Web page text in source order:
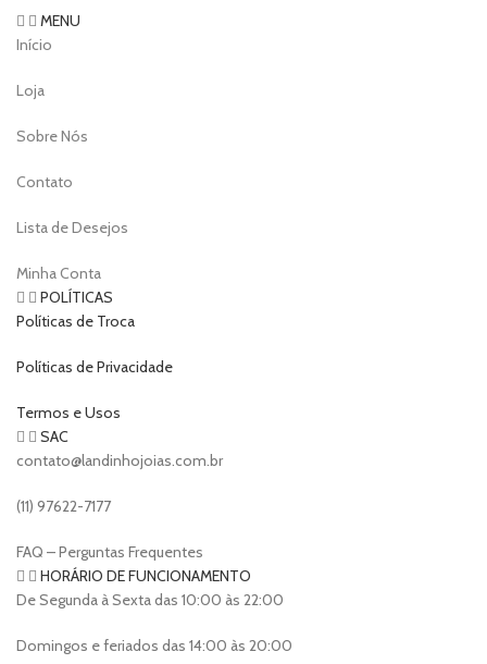
MENU
Início
Loja
Sobre Nós
Contato
Lista de Desejos
Minha Conta
POLÍTICAS
Políticas de Troca
Políticas de Privacidade
Termos e Usos
SAC
contato@landinhojoias.com.br
(11) 97622-7177
FAQ – Perguntas Frequentes
HORÁRIO DE FUNCIONAMENTO
De Segunda à Sexta das 10:00 às 22:00
Domingos e feriados das 14:00 às 20:00